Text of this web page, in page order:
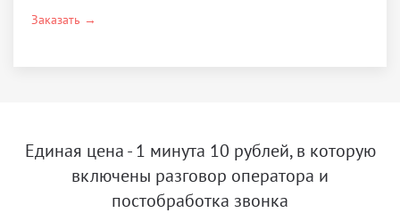
Заказать →
Единая цена - 1 минута 10 рублей, в которую
включены разговор оператора и
постобработка звонка